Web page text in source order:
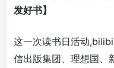
发好书】
这一次读书日活动
信出版集团、理想国、